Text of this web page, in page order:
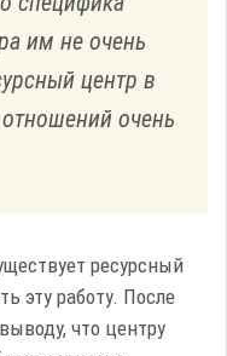
им не очень
центр в
очень
ресурсный
эту работу. После
что центру